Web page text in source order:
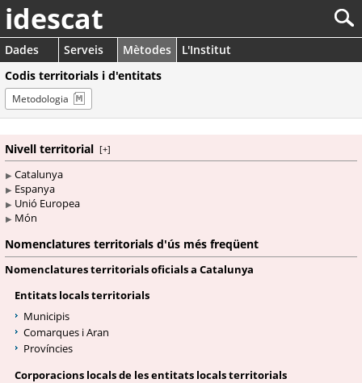
idescat
Dades Serveis Mètodes
L'Institut
Codis territorials i d'entitats
Metodologia
Nivell territorial [+]
Catalunya
Espanya
Unió Europea
Món
Nomenclatures territorials d'ús més freqüent
Nomenclatures territorials oficials a Catalunya
Entitats locals territorials
Municipis
Comarques i Aran
Províncies
Corporacions locals de les entitats locals territorials